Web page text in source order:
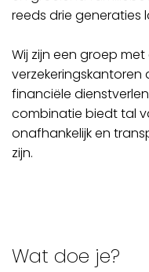
reeds drie generaties
Wij zijn een groep
verzekeringskantoren
financiële
combinatie biedt tal
onafhankelijk en
zijn.
Wat doe je?